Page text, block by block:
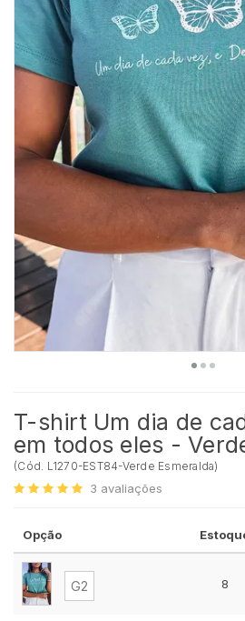
T-shirt Um dia de
em todos eles -
(Cód. L1270-EST84-Verde Esmeralda)
3 avaliações
Opção
G2 8